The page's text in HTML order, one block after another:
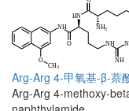
Arg-Arg 4-甲氧基-β-萘
Arg-Arg 4-methoxy-